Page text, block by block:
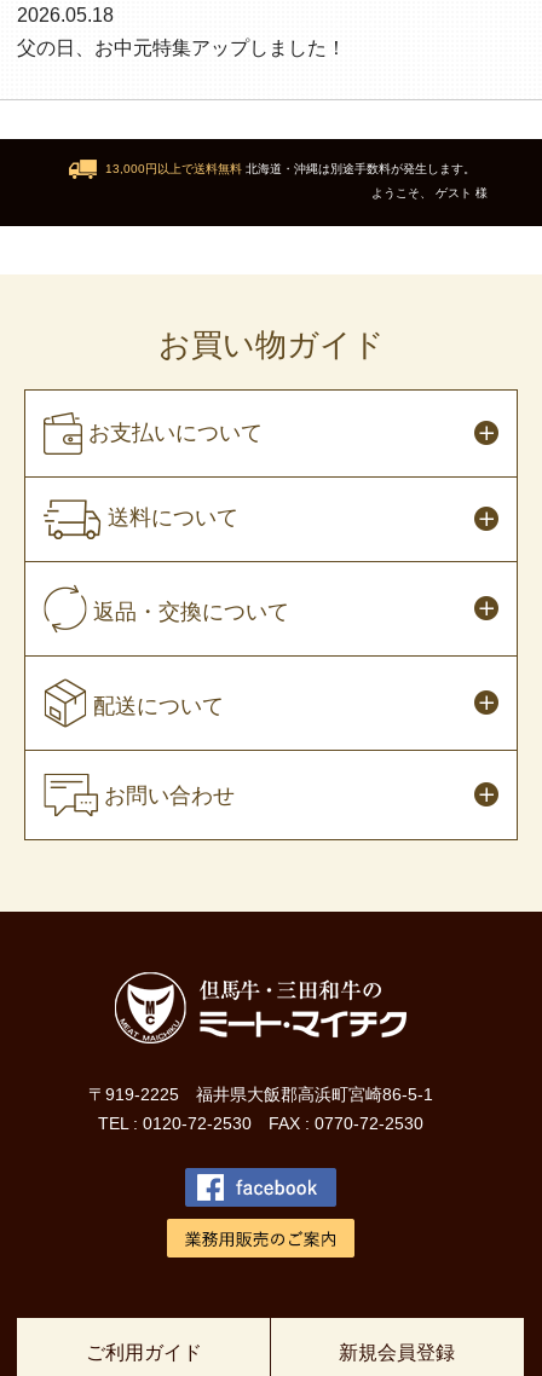
2026.05.18
父の日、お中元特集アップしました！
13,000円以上で送料無料 北海道・沖縄は別途手数料が発生します。
ようこそ、 ゲスト 様
お買い物ガイド
お支払いについて
送料について
返品・交換について
配送について
お問い合わせ
〒919-2225 福井県大飯郡高浜町宮崎86-5-1
TEL : 0120-72-2530 FAX : 0770-72-2530
ご利用ガイド 新規会員登録